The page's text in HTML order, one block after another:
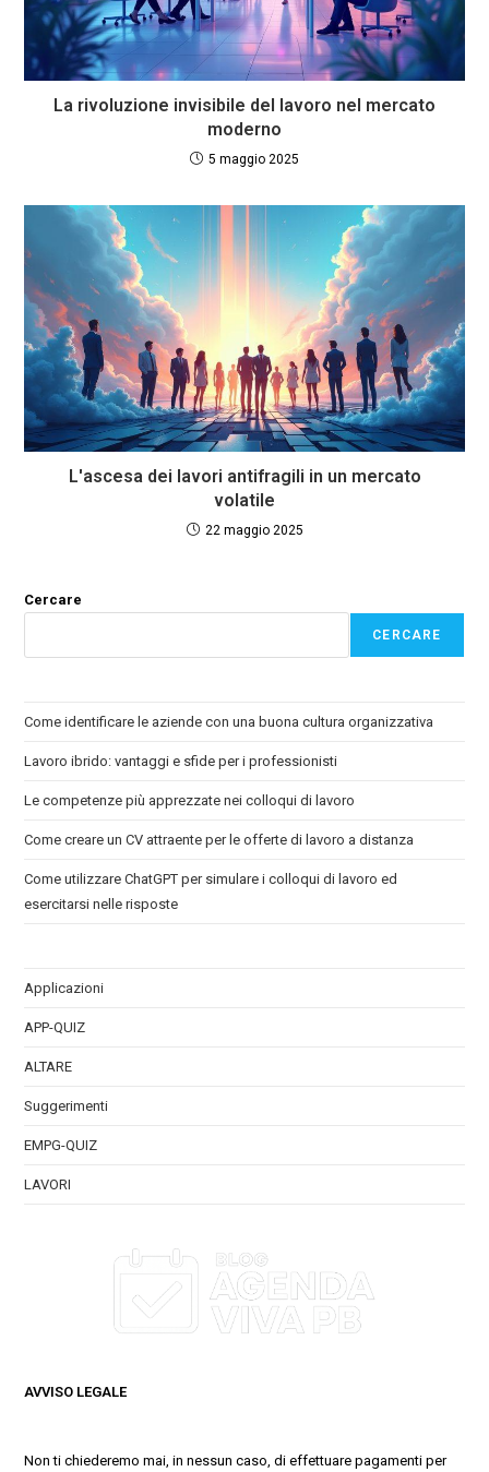
La rivoluzione invisibile del lavoro nel mercato
moderno
5 maggio 2025
L'ascesa dei lavori antifragili in un mercato
volatile
22 maggio 2025
Cercare
CERCARE
Come identificare le aziende con una buona cultura organizzativa
Lavoro ibrido: vantaggi e sfide per i professionisti
Le competenze più apprezzate nei colloqui di lavoro
Come creare un CV attraente per le offerte di lavoro a distanza
Come utilizzare ChatGPT per simulare i colloqui di lavoro ed
esercitarsi nelle risposte
Applicazioni
APP-QUIZ
ALTARE
Suggerimenti
EMPG-QUIZ
LAVORI
AVVISO LEGALE
Non ti chiederemo mai, in nessun caso, di effettuare pagamenti per